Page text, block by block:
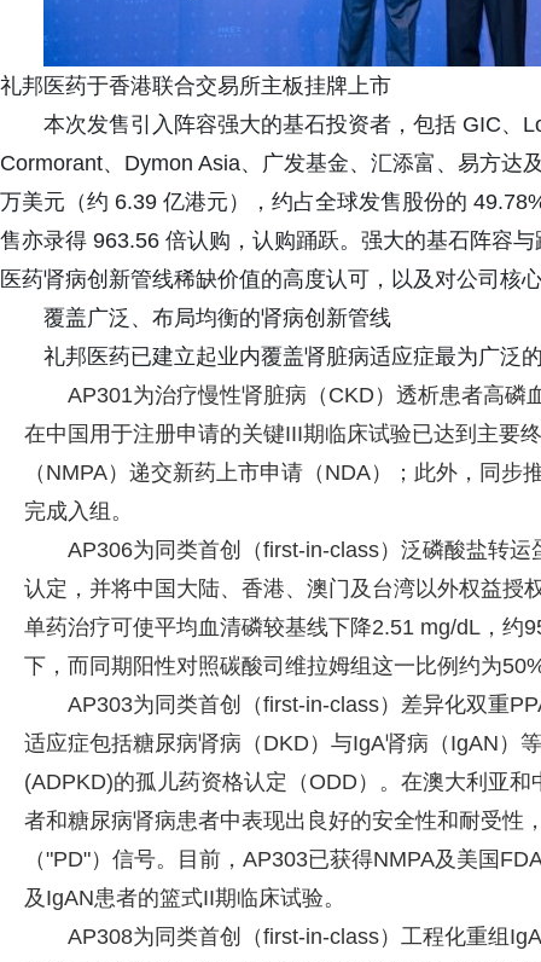
礼邦医药于香港联合交易所主板挂牌上市
本次发售引入阵容强大的基石投资者，包括 GIC、
Cormorant、Dymon Asia、广发基金、汇添富、易方达
万美元（约 6.39 亿港元），约占全球发售股份的
售亦录得 963.56 倍认购，认购踊跃。强大的基石阵容
医药肾病创新管线稀缺价值的高度认可，以及对公司核
覆盖广泛、布局均衡的肾病创新管线
礼邦医药已建立起业内覆盖肾脏病适应症最为广泛
AP301为治疗慢性肾脏病（CKD）透析患者高
在中国用于注册申请的关键III期临床试验已达到主要
（NMPA）递交新药上市申请（NDA）；此外，同
完成入组。
AP306为同类首创（first-in-class）泛磷酸盐转
认定，并将中国大陆、香港、澳门及台湾以外权益授
单药治疗可使平均血清磷较基线下降2.51 mg/dL，约
下，而同期阳性对照碳酸司维拉姆组这一比例约为
AP303为同类首创（first-in-class）差异化双重
适应症包括糖尿病肾病（DKD）与IgA肾病（IgAN）
(ADPKD)的孤儿药资格认定（ODD）。在澳大利亚
者和糖尿病肾病患者中表现出良好的安全性和耐受性
（"PD"）信号。目前，AP303已获得NMPA及美国
及IgAN患者的篮式II期临床试验。
AP308为同类首创（first-in-class）工程化重组